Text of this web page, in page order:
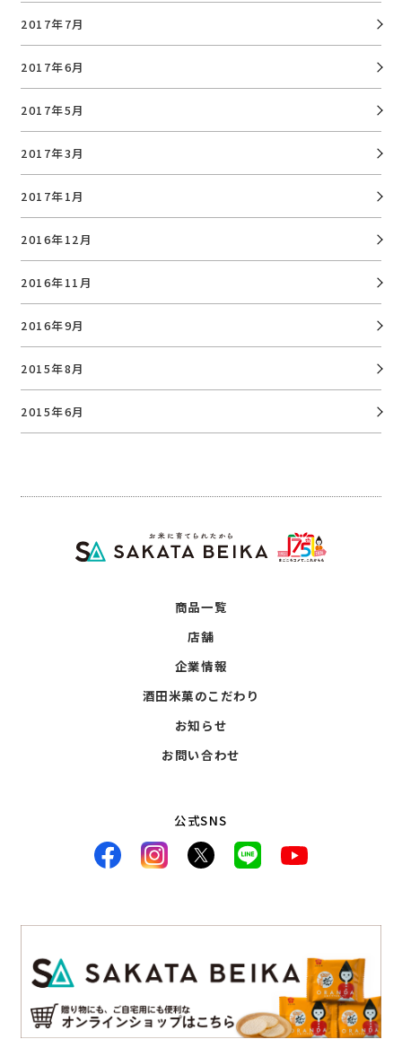
2017年7月
2017年6月
2017年5月
2017年3月
2017年1月
2016年12月
2016年11月
2016年9月
2015年8月
2015年6月
商品一覧
店舗
企業情報
酒田米菓のこだわり
お知らせ
お問い合わせ
公式SNS